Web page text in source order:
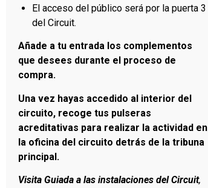
El acceso del público será por la puerta 3
del Circuit.
Añade a tu entrada los complementos
que desees durante el proceso de
compra.
Una vez hayas accedido al interior del
circuito, recoge tus pulseras
acreditativas para realizar la actividad en
la oficina del circuito detrás de la tribuna
principal.
Visita Guiada a las instalaciones del Circuit,